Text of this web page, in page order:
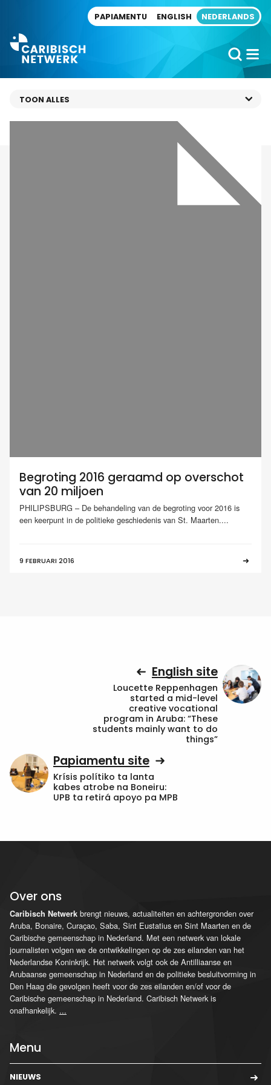
PAPIAMENTU ENGLISH NEDERLANDS
Begroting 2016 geraamd op overschot
van 20 miljoen
PHILIPSBURG – De behandeling van de begroting voor 2016 is
een keerpunt in de politieke geschiedenis van St. Maarten....
9 FEBRUARI 2016
English site
Loucette Reppenhagen
started a mid-level
creative vocational
program in Aruba: “These
students mainly want to do
things”
Papiamentu site
Krísis polítiko ta lanta
kabes atrobe na Boneiru:
UPB ta retirá apoyo pa MPB
Over ons
Caribisch Netwerk brengt nieuws, actualiteiten en achtergronden over
Aruba, Bonaire, Curaçao, Saba, Sint Eustatius en Sint Maarten en de
Caribische gemeenschap in Nederland. Met een netwerk van lokale
journalisten volgen we de ontwikkelingen op de zes eilanden van het
Nederlandse Koninkrijk. Het netwerk volgt ook de Antilliaanse en
Arubaanse gemeenschap in Nederland en de politieke besluitvorming in
Den Haag die gevolgen heeft voor de zes eilanden en/of voor de
Caribische gemeenschap in Nederland. Caribisch Netwerk is
onafhankelijk. ...
Menu
NIEUWS